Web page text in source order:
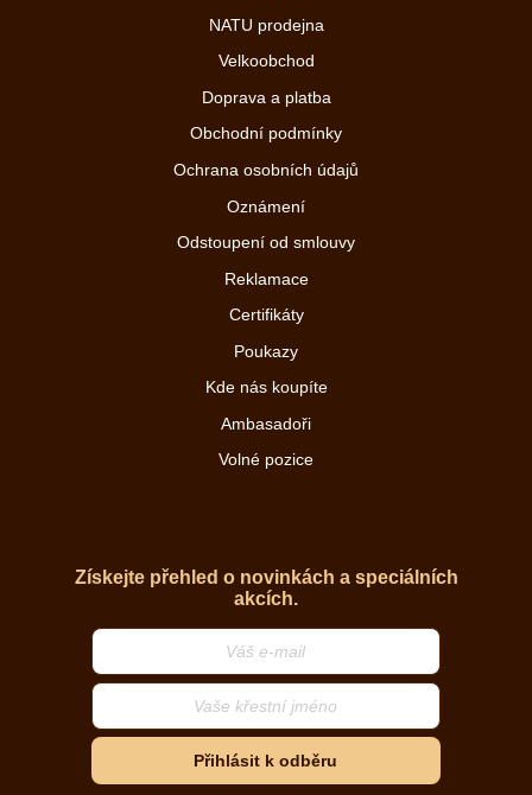
NATU prodejna
Velkoobchod
Doprava a platba
Obchodní podmínky
Ochrana osobních údajů
Oznámení
Odstoupení od smlouvy
Reklamace
Certifikáty
Poukazy
Kde nás koupíte
Ambasadoři
Volné pozice
Získejte přehled o novinkách a speciálních
akcích.
Přihlásit k odběru